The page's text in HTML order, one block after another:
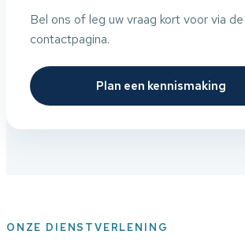
Bel ons of leg uw vraag kort voor via de
contactpagina.
Plan een kennismaking
ONZE DIENSTVERLENING